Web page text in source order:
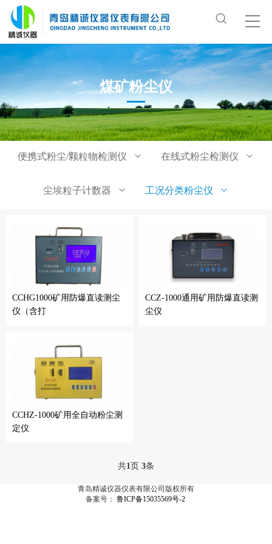
煤矿粉尘仪
便携式粉尘/颗粒物检测仪 在线式粉尘检测仪
尘埃粒子计数器 工况分类粉尘仪
CCHG1000矿用防爆直读测尘
仪（含打
CCZ-1000通用矿用防爆直读测
尘仪
CCHZ-1000矿用全自动粉尘测
定仪
共1页 3条
青岛精诚仪器仪表有限公司版权所有
备案号： 鲁ICP备15035569号-2